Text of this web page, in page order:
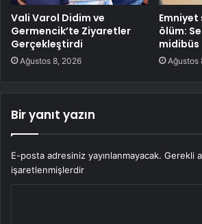
Vali Varol Didim ve
Germencik’te Ziyaretler
Gerçekleştirdi
Ağustos 8, 2026
ölüm:
midibüs
Ağustos
Bir yanıt yazın
E-posta adresiniz yayınlanmayacak. Gerekli
işaretlenmişlerdir